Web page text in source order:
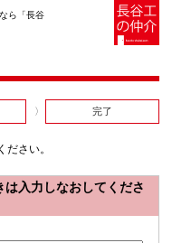
ら「長谷
完了
さい。
は入力しなおしてくださ